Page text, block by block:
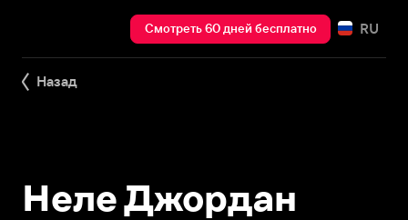
Смотреть 60 дней бесплатно RU
Назад
Неле Джордан